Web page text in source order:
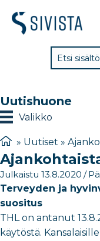
Uutishuone
Valikko
» Uutiset »
Julkaistu 13.8.2020 /
Terveyden ja
suositus
THL on antanut
käytöstä.